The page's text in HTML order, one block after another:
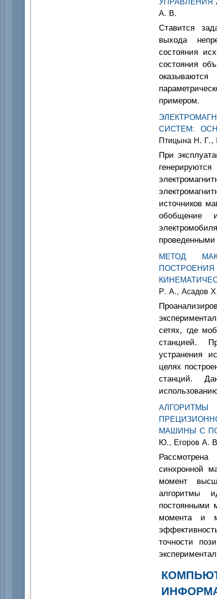
А. В.
Ставится
выхода
состояния
состояния
примером.
СИСТЕМ:
Птицына Н. Г.,
При
источников
обобщение
проведенными
МЕТОД
Р. А., Асадов
сетях, где
станцией.
устранения
целях
станций.
МАШИНЫ С
Ю., Егоров А.
синхронной
момент
алгоритмы
постоянными
момента и
точности